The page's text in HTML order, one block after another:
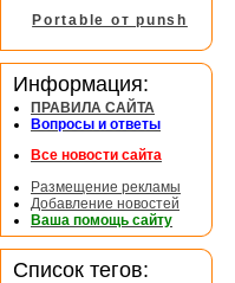
Portable от punsh
Информация:
ПРАВИЛА САЙТА
Вопросы и ответы
Все новости сайта
Размещение рекламы
Добавление новостей
Ваша помощь сайту
Список тегов: